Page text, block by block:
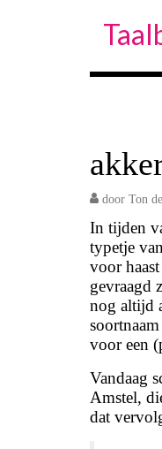
door Ton
In tijden
typetje
voor
gevraagd
nog altijd
voor een
Vandaag
Amstel,
dat